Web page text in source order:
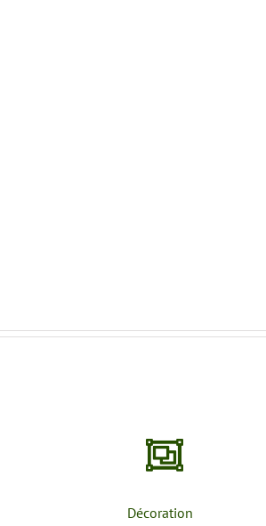
Décoration